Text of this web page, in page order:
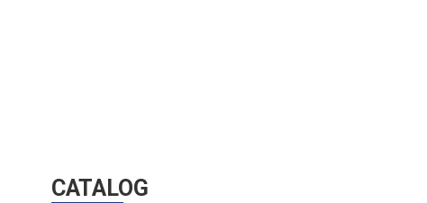
CATALOG